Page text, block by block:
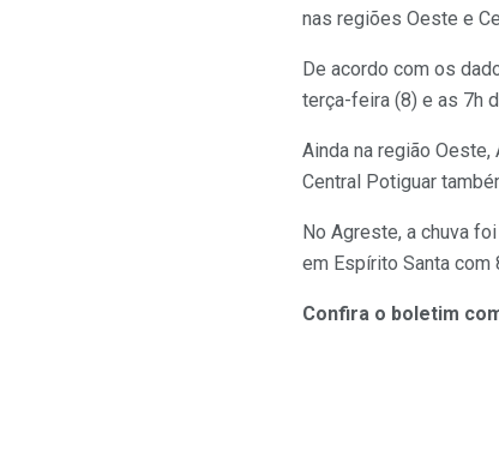
nas regiões Oeste e
De acordo com os
terça-feira (8) e as 7h
Ainda na região
Central Potiguar
No Agreste, a chuva
em Espírito Santa com
Confira o boletim